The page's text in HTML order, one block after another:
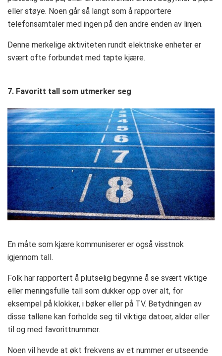
eller støye. Noen går så langt som å rapportere
telefonsamtaler med ingen på den andre enden av linjen.
Denne merkelige aktiviteten rundt elektriske enheter er
svært ofte forbundet med tapte kjære.
7. Favoritt tall som utmerker seg
En måte som kjære kommuniserer er også visstnok
igjennom tall.
Folk har rapportert å plutselig begynne å se svært viktige
eller meningsfulle tall som dukker opp over alt, for
eksempel på klokker, i bøker eller på TV. Betydningen av
disse tallene kan forholde seg til viktige datoer, alder eller
til og med favorittnummer.
Noen vil hevde at økt frekvens av et nummer er utseende